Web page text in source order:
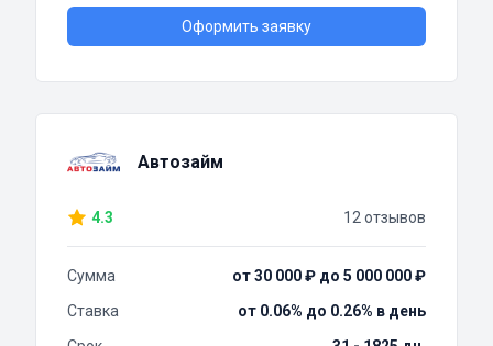
Оформить заявку
Автозайм
4.3 12 отзывов
Сумма
от 30 000 ₽ до 5 000 000 ₽
Ставка
от 0.06% до 0.26% в день